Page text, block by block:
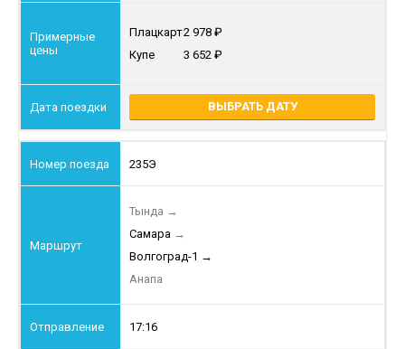
Плацкарт2 978
Купе
3 652
ВЫБРАТЬ ДАТУ
235Э
Тында →
Самара →
Волгоград-1 →
Анапа
17:16